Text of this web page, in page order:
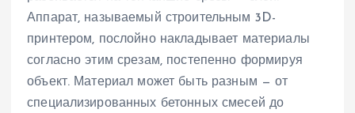
Аппарат, называемый строительным 3D-
принтером, послойно накладывает материалы
согласно этим срезам, постепенно формируя
объект. Материал может быть разным — от
специализированных бетонных смесей до